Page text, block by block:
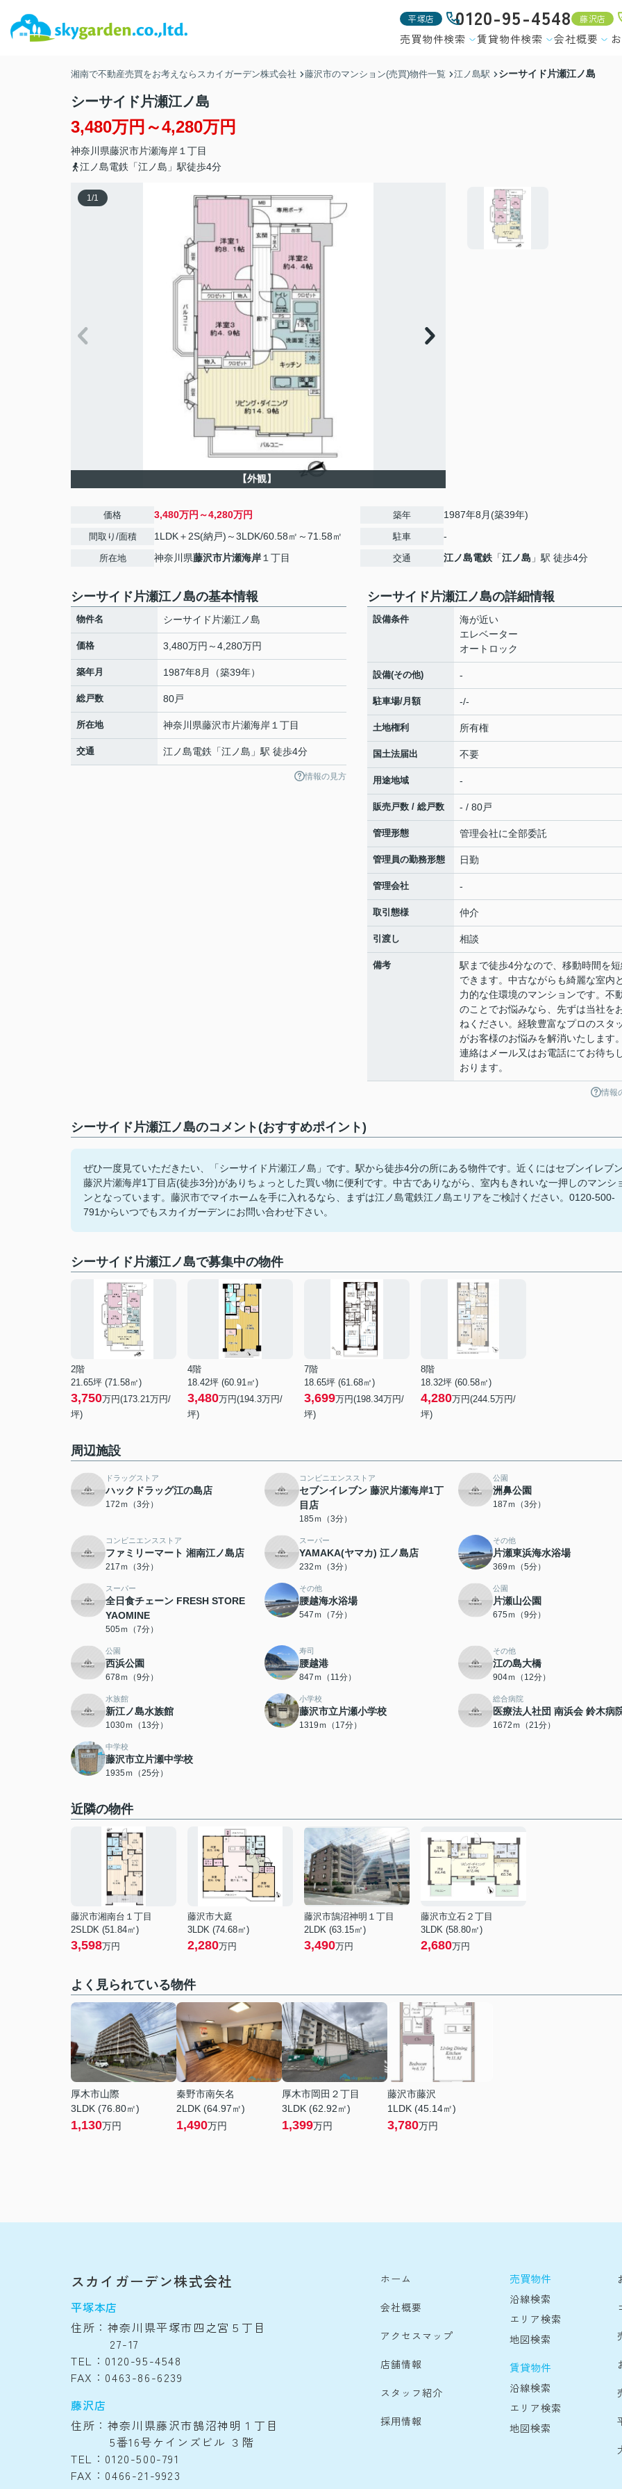
平塚店 0120-95-4548 藤沢店
売買物件検索 賃貸物件検索 会社概要
湘南で不動産売買をお考えならスカイガーデン株式会社 藤沢市のマンション(売買)物件一覧 江ノ島駅 シーサイド片瀬江ノ島
シーサイド片瀬江ノ島
3,480万円～4,280万円
神奈川県藤沢市片瀬海岸 １丁目
江ノ島電鉄「江ノ島」駅徒歩4分
1/1
【外観】
価格 3,480万円～4,280万円
間取り/面積 1LDK＋2S(納戸)～3LDK/60.58㎡～71.58㎡
所在地 神奈川県藤沢市片瀬海岸 １丁目
築年 1987年8月(築39年)
駐車 -
交通 江ノ島電鉄 「江ノ島 」駅 徒歩4分
シーサイド片瀬江ノ島の基本情報
物件名 シーサイド片瀬江ノ島
価格 3,480万円～4,280万円
築年月 1987年8月（築39年）
総戸数 80戸
所在地 神奈川県藤沢市片瀬海岸 １丁目
交通 江ノ島電鉄 「江ノ島 」駅 徒歩4分
情報の見方
シーサイド片瀬江ノ島の詳細情報
設備条件
海が近い
エレベーター
オートロック
設備(その他) -
駐車場/月額 -/-
土地権利 所有権
国土法届出 不要
用途地域 -
販売戸数 / 総戸数 - / 80戸
管理形態 管理会社に全部委託
管理員の勤務形態 日勤
管理会社 -
取引態様 仲介
引渡し 相談
備考
駅まで徒歩4分なので、移動時間を
できます。中古ながらも綺麗な室内
力的な住環境のマンションです。不
のことでお悩みなら、先ずは当社を
ねください。経験豊富なプロのスタ
がお客様のお悩みを解消いたします
連絡はメール又はお電話にてお待ち
おります。
情報
シーサイド片瀬江ノ島のコメント(おすすめポイント)
ぜひ一度見ていただきたい、「シーサイド片瀬江ノ島」です。駅から徒歩4分の所にある物件です。近くにはセブンイレブ
藤沢片瀬海岸1丁目店(徒歩3分)がありちょっとした買い物に便利です。中古でありながら、室内もきれいな一押しのマンシ
ンとなっています。藤沢市でマイホームを手に入れるなら、まずは江ノ島電鉄江ノ島エリアをご検討ください。0120-500-
791からいつでもスカイガーデンにお問い合わせ下さい。
シーサイド片瀬江ノ島で募集中の物件
2階
21.65坪 (71.58㎡)
3,750万円(173.21万円/
坪)
4階
18.42坪 (60.91㎡)
3,480万円(194.3万円/
坪)
7階
18.65坪 (61.68㎡)
3,699万円(198.34万円/
坪)
8階
18.32坪 (60.58㎡)
4,280万円(244.5万円/
坪)
周辺施設
ドラッグストア
ハックドラッグ江の島店
172ｍ（3分）
コンビニエンスストア
セブンイレブン 藤沢片瀬海岸1丁
目店
185ｍ（3分）
公園
洲鼻公園
187ｍ（3分）
コンビニエンスストア
ファミリーマート 湘南江ノ島店
217ｍ（3分）
スーパー
YAMAKA(ヤマカ) 江ノ島店
232ｍ（3分）
その他
片瀬東浜海水浴場
369ｍ（5分）
スーパー
全日食チェーン FRESH STORE
YAOMINE
505ｍ（7分）
その他
腰越海水浴場
547ｍ（7分）
公園
片瀬山公園
675ｍ（9分）
公園
西浜公園
678ｍ（9分）
寿司
腰越港
847ｍ（11分）
その他
江の島大橋
904ｍ（12分）
水族館
新江ノ島水族館
1030ｍ（13分）
小学校
藤沢市立片瀬小学校
1319ｍ（17分）
総合病院
医療法人社団 南浜会 鈴木病
1672ｍ（21分）
中学校
藤沢市立片瀬中学校
1935ｍ（25分）
近隣の物件
藤沢市湘南台１丁目
2SLDK (51.84㎡)
3,598万円
藤沢市大庭
3LDK (74.68㎡)
2,280万円
藤沢市鵠沼神明１丁目
2LDK (63.15㎡)
3,490万円
藤沢市立石２丁目
3LDK (58.80㎡)
2,680万円
よく見られている物件
厚木市山際
3LDK (76.80㎡)
1,130万円
秦野市南矢名
2LDK (64.97㎡)
1,490万円
厚木市岡田２丁目
3LDK (62.92㎡)
1,399万円
藤沢市藤沢
1LDK (45.14㎡)
3,780万円
スカイガーデン株式会社
平塚本店
住所：神奈川県平塚市四之宮５丁目
27-17
TEL：0120-95-4548
FAX：0463-86-6239
藤沢店
住所：神奈川県藤沢市鵠沼神明１丁目
5番16号ケインズビル ３階
TEL：0120-500-791
FAX：0466-21-9923
ホーム
会社概要
アクセスマップ
店舗情報
スタッフ紹介
採用情報
売買物件
沿線検索
エリア検索
地図検索
賃貸物件
沿線検索
エリア検索
地図検索